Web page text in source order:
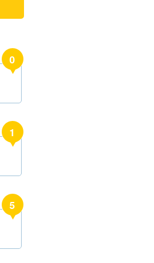
0
1
5